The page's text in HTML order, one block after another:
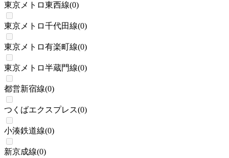
東京メトロ東西線(0)
東京メトロ千代田線(0)
東京メトロ有楽町線(0)
東京メトロ半蔵門線(0)
都営新宿線(0)
つくばエクスプレス(0)
小湊鉄道線(0)
新京成線(0)